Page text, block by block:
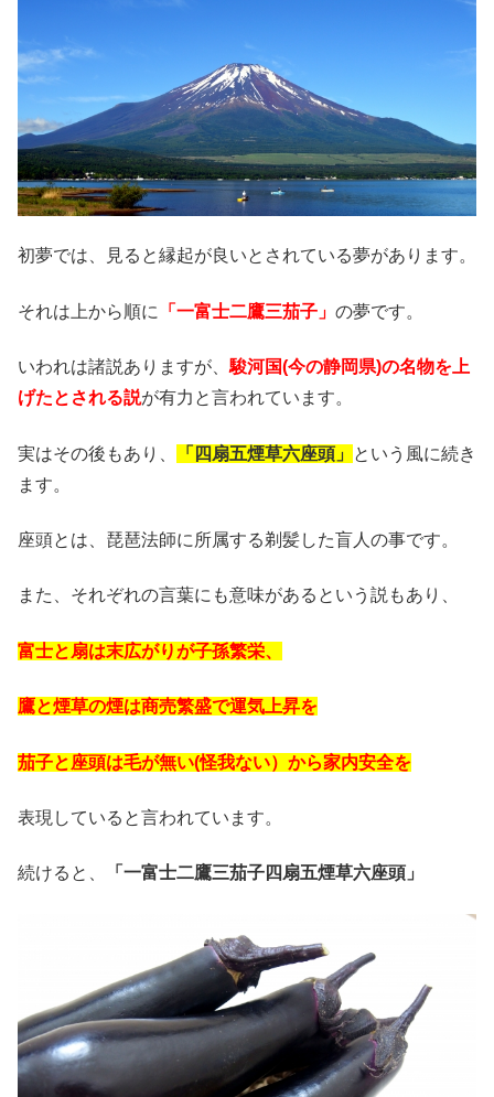
初夢では、見ると縁起が良いとされている夢があります。
それは上から順に 「一富士二鷹三茄子」 の夢です。
いわれは諸説ありますが、駿河国(今の静岡県)の名物を上
げたとされる説が有力と言われています。
実はその後もあり、 「四扇五煙草六座頭」
という風に続き
ます。
座頭とは、琵琶法師に所属する剃髪した盲人の事です。
また、それぞれの言葉にも意味があるという説もあり、
富士と扇は末広がりが子孫繁栄、
鷹と煙草の煙は商売繁盛で運気上昇を
茄子と座頭は毛が無い(怪我ない）から家内安全を
表現していると言われています。
続けると、 「一富士二鷹三茄子四扇五煙草六座頭」